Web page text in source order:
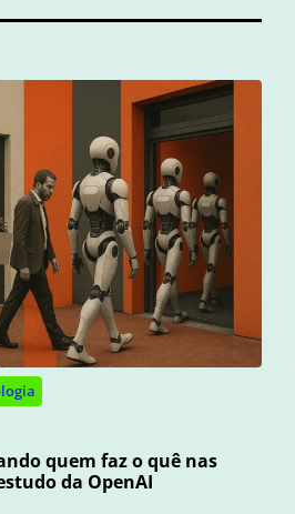
quem faz o quê nas
da OpenAI